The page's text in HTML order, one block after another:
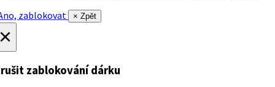
zablokovat
× Zpět
zablokování dárku